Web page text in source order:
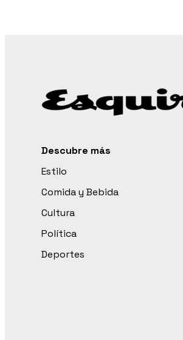
Descubre más
Estilo
Comida y Bebida
Cultura
Política
Deportes